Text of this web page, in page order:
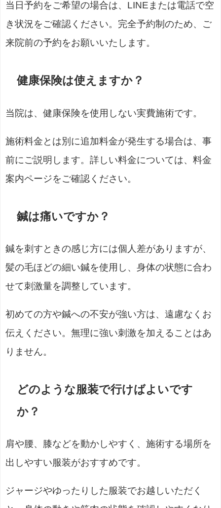
当日予約をご希望の場合は、LINEまたは電話で空
き状況をご確認ください。完全予約制のため、ご
来院前の予約をお願いいたします。
健康保険は使えますか？
当院は、健康保険を使用しない実費施術です。
施術料金とは別に追加料金が発生する場合は、事
前にご説明します。詳しい料金については、料金
案内ページをご確認ください。
鍼は痛いですか？
鍼を刺すときの感じ方には個人差がありますが、
髪の毛ほどの細い鍼を使用し、身体の状態に合わ
せて刺激量を調整しています。
初めての方や鍼への不安が強い方は、遠慮なくお
伝えください。無理に強い刺激を加えることはあ
りません。
どのような服装で行けばよいです
か？
肩や腰、膝などを動かしやすく、施術する場所を
出しやすい服装がおすすめです。
ジャージやゆったりした服装でお越しいただく